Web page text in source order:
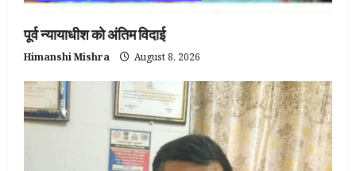
पूर्व न्यायाधीश को अंतिम विदाई
Himanshi Mishra August 8, 2026